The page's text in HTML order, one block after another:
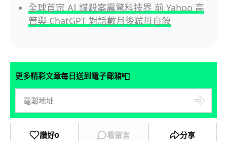
全球首宗 AI 謀殺案震驚科技界 前 Yahoo 高
管與 ChatGPT 對話數月後弒母自殺
更多精彩文章每日送到電子郵箱📮
讚好0 看留言 分享